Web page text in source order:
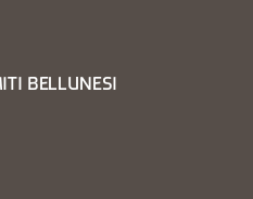
BELLUNESI